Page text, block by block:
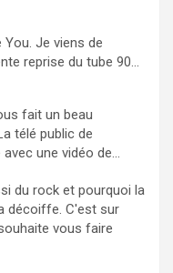
You. Je viens de
reprise du tube 90...
fait un beau
télé public de
une vidéo de...
du rock et pourquoi la
décoiffe. C'est sur
vous faire